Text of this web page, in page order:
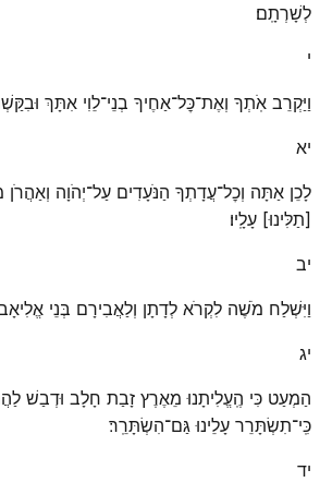
לְשָׁרְתָֽם׃
י
וַיַּקְרֵב אֹֽתְךָ וְאֶת־כׇּל־אַחֶיךָ בְנֵי־לֵוִי אִתָּךְ
יא
לָכֵן אַתָּה וְכׇל־עֲדָתְךָ הַנֹּעָדִים עַל־יְהֹוָה וְאַהֲרֹן
[תַלִּינוּ] עָלָֽיו׃
יב
וַיִּשְׁלַח מֹשֶׁה לִקְרֹא לְדָתָן וְלַאֲבִירָם בְּנֵי אֱלִיאָב
יג
הַמְעַט כִּי הֶֽעֱלִיתָנוּ מֵאֶרֶץ זָבַת חָלָב וּדְבַשׁ
כִּֽי־תִשְׂתָּרֵר עָלֵינוּ גַּם־הִשְׂתָּרֵֽר׃
יד